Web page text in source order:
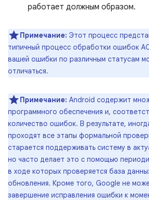
работает должным образом.
Примечание: Этот процесс
типичный процесс обработки ошибок
вашей ошибки по различным статусам
отличаться.
Примечание: Android содержит
программного обеспечения и,
количество ошибок. В результате,
проходят все этапы формальной
старается поддерживать систему в
но часто делает это с помощью
в ходе которых проверяется база
обновления. Кроме того, Google не
завершение исправления ошибки к